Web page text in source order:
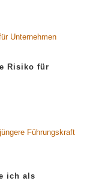
Risiko für
ich als